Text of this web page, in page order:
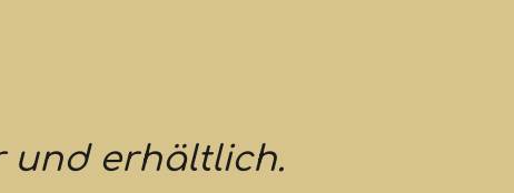
erhältlich.